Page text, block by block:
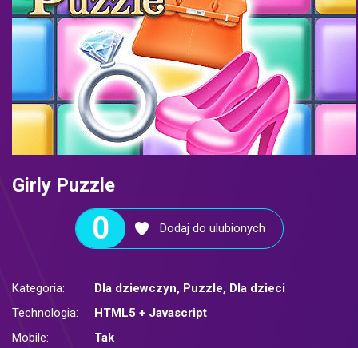
Girly Puzzle
0 Dodaj do ulubionych
Kategoria: Dla dziewczyn, Puzzle, Dla dzieci
Technologia:
HTML5 + Javascript
Mobile:
Tak